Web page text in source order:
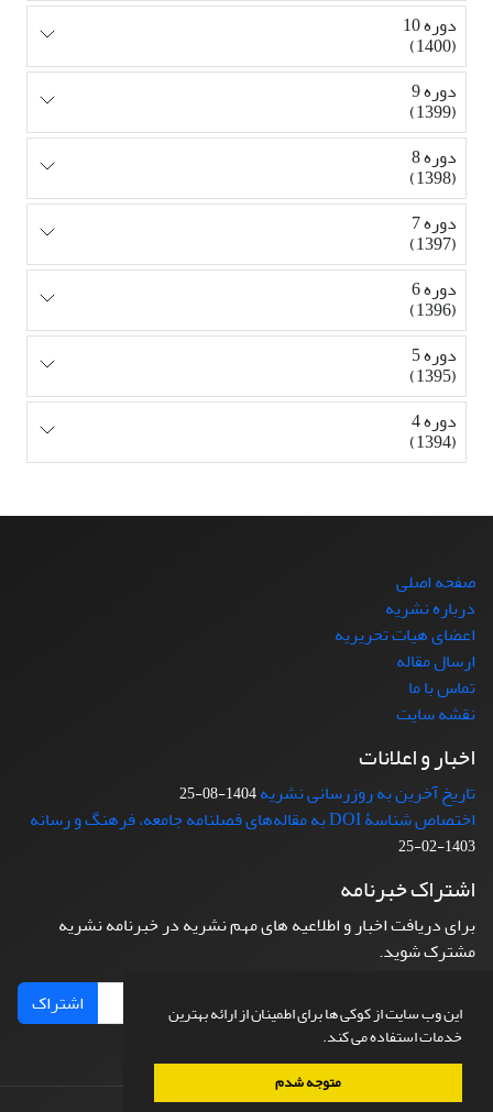
این وب سایت از کوکی ها برای اطمینان از ارائه بهترین
خدمات استفاده می کند.
متوجه شدم
دوره 10
(1400)
دوره 9
(1399)
دوره 8
(1398)
دوره 7
(1397)
دوره 6
(1396)
دوره 5
(1395)
دوره 4
(1394)
صفحه اصلی
درباره نشریه
اعضای هیات تحریریه
ارسال مقاله
تماس با ما
نقشه سایت
اخبار و اعلانات
تاریخ آخرین به روزرسانی نشریه1404-08-25
اختصاص شناسۀ DOI به مقاله‌های فصلنامه جامعه، فرهنگ و رسانه
1403-02-25
اشتراک خبرنامه
برای دریافت اخبار و اطلاعیه های مهم نشریه در خبرنامه نشریه
مشترک شوید.
اشتراک